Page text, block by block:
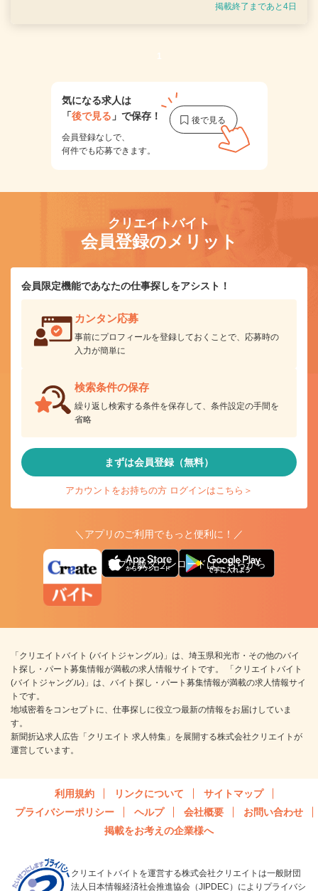
掲載終了まであと4日
1
気になる求人は
「後で見る 」で保存！
会員登録なしで、
何件でも応募できます。
クリエイトバイト
会員登録のメリット
会員限定機能であなたの仕事探しをアシスト！
カンタン応募
事前にプロフィールを登録しておくことで、応募時の
入力が簡単に
検索条件の保存
繰り返し検索する条件を保存して、条件設定の手間を
省略
まずは会員登録（無料）
アカウントをお持ちの方 ログインはこちら＞
＼アプリのご利用でもっと便利に！／
アプリ版ダウンロードはこちらから
「クリエイトバイト (バイトジャングル)」は、埼玉県和光市・その他のバイ
ト探し・パート募集情報が満載の求人情報サイトです。 「クリエイトバイト
(バイトジャングル)」は、バイト探し・パート募集情報が満載の求人情報サイ
トです。
地域密着をコンセプトに、仕事探しに役立つ最新の情報をお届けしていま
す。
新聞折込求人広告「クリエイト 求人特集」を展開する株式会社クリエイトが
運営しています。
利用規約 リンクについて
サイトマップ
プライバシーポリシー
ヘルプ 会社概要
お問い合わせ
掲載をお考えの企業様へ
クリエイトバイトを運営する株式会社クリエイトは一般財団
法人日本情報経済社会推進協会（JIPDEC）によりプライバシ